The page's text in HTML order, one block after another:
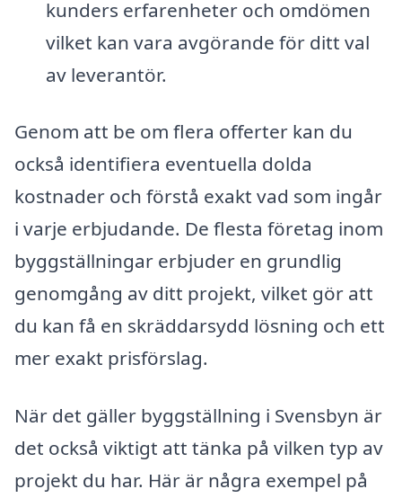
kunders erfarenheter och omdömen
vilket kan vara avgörande för ditt val
av leverantör.
Genom att be om flera offerter kan du
också identifiera eventuella dolda
kostnader och förstå exakt vad som ingår
i varje erbjudande. De flesta företag inom
byggställningar erbjuder en grundlig
genomgång av ditt projekt, vilket gör att
du kan få en skräddarsydd lösning och ett
mer exakt prisförslag.
När det gäller byggställning i Svensbyn är
det också viktigt att tänka på vilken typ av
projekt du har. Här är några exempel på